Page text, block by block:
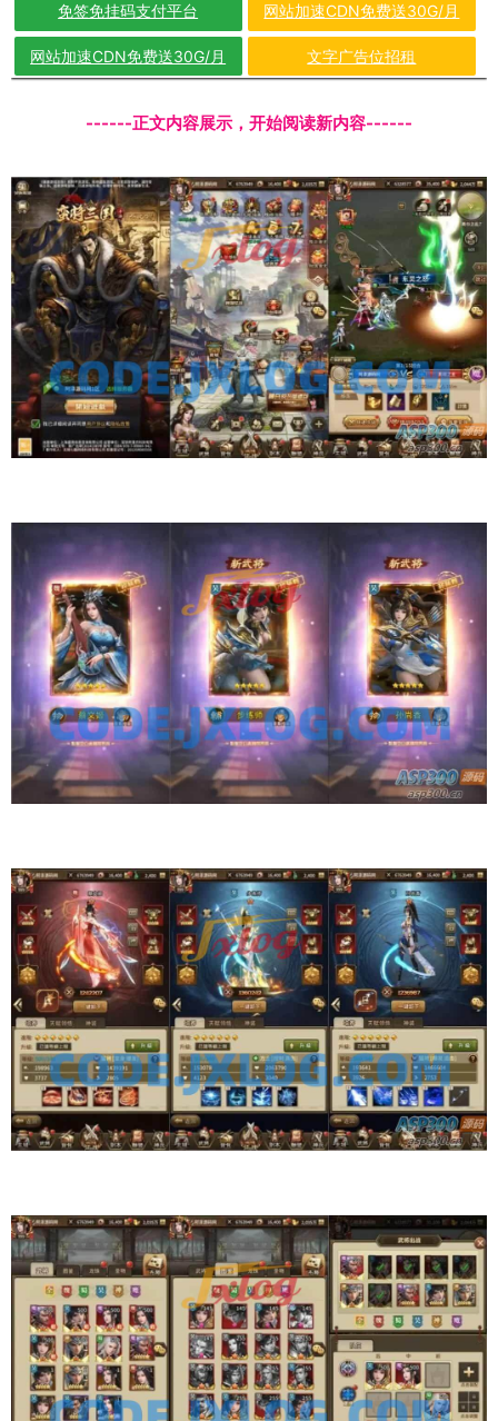
免签免挂码支付平台 网站加速CDN免费送30G/月
网站加速CDN免费送30G/月 文字广告位招租
------正文内容展示，开始阅读新内容------